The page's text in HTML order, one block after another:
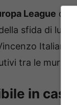
League
sfida di
tra le mura
in